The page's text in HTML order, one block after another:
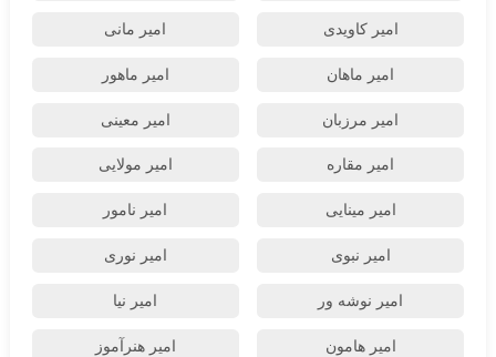
امیر کاویدی امیر مانی
امیر ماهان امیر ماهور
امیر مرزبان امیر معینی
امیر مقاره امیر مولایی
امیر مینایی امیر نامور
امیر نبوی امیر نوری
امیر نوشه ور امیر نیا
امیر هامون امیر هنرآموز